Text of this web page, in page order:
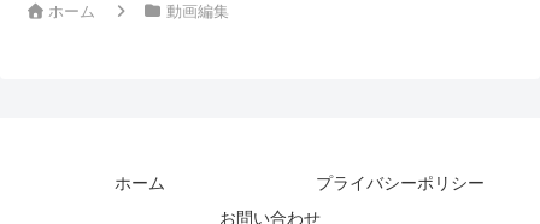
ホーム 動画編集
ホーム
プライバシーポリシー
お問い合わせ